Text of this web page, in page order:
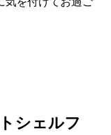
シェルフ